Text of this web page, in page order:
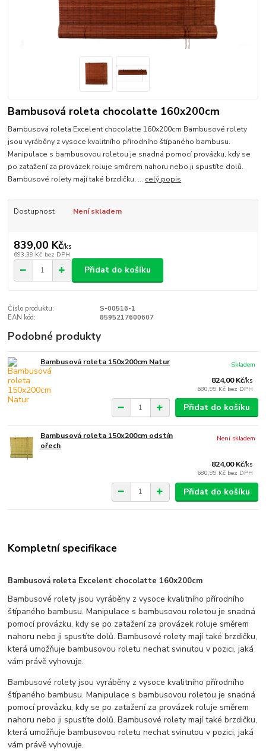
Bambusová roleta chocolatte 160x200cm
Bambusová roleta Excelent chocolatte 160x200cm Bambusové rolety
jsou vyráběny z vysoce kvalitního přírodního štípaného bambusu.
Manipulace s bambusovou roletou je snadná pomocí provázku, kdy se
po zatažení za provázek roluje směrem nahoru nebo ji spustíte dolů.
Bambusové rolety mají také brzdičku, ... celý popis
Dostupnost Není skladem
839,00 Kč/ks
693,39 Kč bez DPH
Přidat do košíku
Číslo produktu:
S-00516-1
EAN kód:
8595217600607
Podobné produkty
Bambusová roleta 150x200cm Natur
824,00 Kč/ks
680,99 Kč bez DPH
Skladem
Přidat do košíku
Bambusová roleta 150x200cm odstín
ořech
824,00 Kč/ks
680,99 Kč bez DPH
Není skladem
Přidat do košíku
Kompletní specifikace
Bambusová roleta Excelent chocolatte 160x200cm
Bambusové rolety jsou vyráběny z vysoce kvalitního přírodního
štípaného bambusu. Manipulace s bambusovou roletou je snadná
pomocí provázku, kdy se po zatažení za provázek roluje směrem
nahoru nebo ji spustíte dolů. Bambusové rolety mají také brzdičku,
která umožňuje bambusovou roletu nechat svinutou v pozici, jaká
vám právě vyhovuje.
Bambusové rolety jsou vyráběny z vysoce kvalitního přírodního
štípaného bambusu. Manipulace s bambusovou roletou je snadná
pomocí provázku, kdy se po zatažení za provázek roluje směrem
nahoru nebo ji spustíte dolů. Bambusové rolety mají také brzdičku,
která umožňuje bambusovou roletu nechat svinutou v pozici, jaká
vám právě vyhovuje.